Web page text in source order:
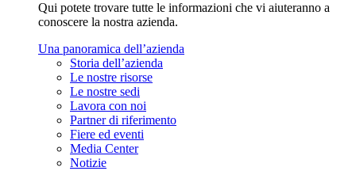
Qui potete trovare tutte le informazioni che vi aiuteranno a
conoscere la nostra azienda.
Una panoramica dell’azienda
Storia dell’azienda
Le nostre risorse
Le nostre sedi
Lavora con noi
Partner di riferimento
Fiere ed eventi
Media Center
Notizie